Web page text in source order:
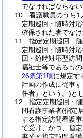
でなければならない
10
看護職員のうち1
定期巡回・随時対
確保された者でなけ
11
指定定期巡回・
定期巡回・随時対
回・随時対応型訪
福祉士等であるも
26条第1項に規定す
計画の作成に従事
任者」という。)と
12
指定定期巡回・
問看護事業者(指定
する指定訪問看護
て受け、かつ、指